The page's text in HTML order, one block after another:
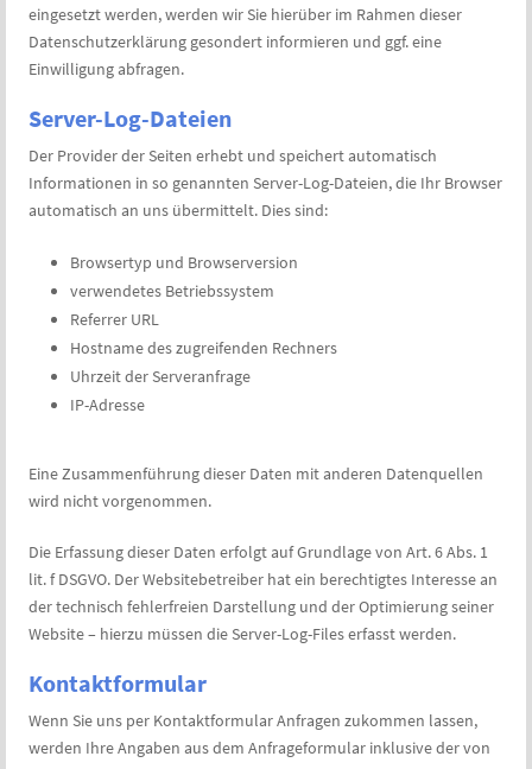
eingesetzt werden, werden wir Sie hierüber im Rahmen dieser
Datenschutzerklärung gesondert informieren und ggf. eine
Einwilligung abfragen.
Server-Log-Dateien
Der Provider der Seiten erhebt und speichert automatisch
Informationen in so genannten Server-Log-Dateien, die Ihr Browser
automatisch an uns übermittelt. Dies sind:
Browsertyp und Browserversion
verwendetes Betriebssystem
Referrer URL
Hostname des zugreifenden Rechners
Uhrzeit der Serveranfrage
IP-Adresse
Eine Zusammenführung dieser Daten mit anderen Datenquellen
wird nicht vorgenommen.
Die Erfassung dieser Daten erfolgt auf Grundlage von Art. 6 Abs. 1
lit. f DSGVO. Der Websitebetreiber hat ein berechtigtes Interesse an
der technisch fehlerfreien Darstellung und der Optimierung seiner
Website – hierzu müssen die Server-Log-Files erfasst werden.
Kontaktformular
Wenn Sie uns per Kontaktformular Anfragen zukommen lassen,
werden Ihre Angaben aus dem Anfrageformular inklusive der von